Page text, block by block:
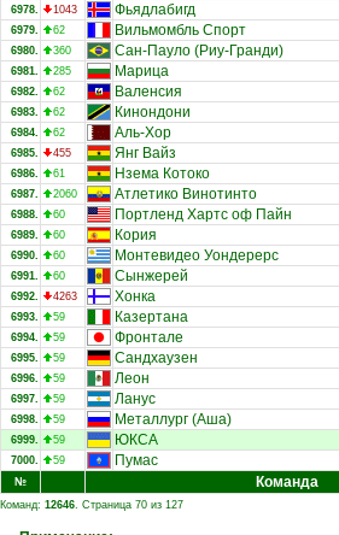
6978. 1043 Фьядлабигд
6979. 62 Вильмомбль Спорт
6980. 360 Сан-Пауло (Риу-Гранди)
6981. 285 Марица
6982. 62 Валенсия
6983. 62 Кинондони
6984. 62 Аль-Хор
6985. 455 Янг Вайз
6986. 61 Нзема Котоко
6987. 2060 Атлетико Винотинто
6988. 60 Портленд Хартс оф Пайн
6989. 60 Кория
6990. 60 Монтевидео Уондерерс
6991. 60 Сынжерей
6992. 4263 Хонка
6993. 59 Казертана
6994. 59 Фронтале
6995. 59 Сандхаузен
6996. 59 Леон
6997. 59 Ланус
6998. 59 Металлург (Аша)
6999. 59 ЮКСА
7000. 59 Пумас
№ Команда
Команд: 12646. Страница 70 из 127